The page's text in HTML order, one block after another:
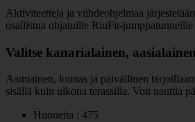
Aktiviteetteja ja viihdeohjelmaa
osallistua ohjatuille RiuFit-
Valitse kanarialainen,
Aamiainen, lounas ja päivällinen
sisällä kuin ulkona terassilla. Voit nauttia
Huoneita : 475